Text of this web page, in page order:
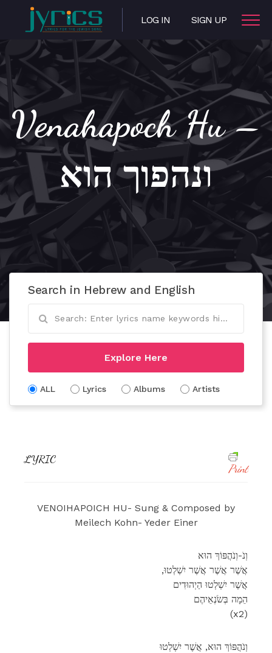
LOG IN SIGN UP
Venahapoch Hu –
ונהפוך הוא
Search in Hebrew and English
Explore Here
ALL Lyrics Albums Artists
LYRIC
Print
VENOIHAPOICH HU- Sung & Composed by
Meilech Kohn- Yeder Einer
וְנֹ-וְנֹהֲפּוֹךְ הוּא
,אֲשֶׁר אֲשֶׁר אֲשֶׁר יִשְׁלְטוּ
אֲשֶׁר יִשְׁלְטוּ הַיְהוּדִים
הֵמָה בְּשֹׂנְאֵיהֶם
(x2)
וְנֹהֲפּוֹךְ הוּא, אֲשֶׁר יִשְׁלְטוּ